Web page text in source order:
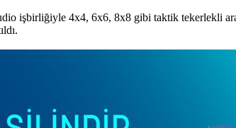
işbirliğiyle 4x4, 6x6, 8x8 gibi taktik tekerlekli